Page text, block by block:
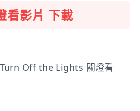
看影片 下載
Off the Lights 關燈看